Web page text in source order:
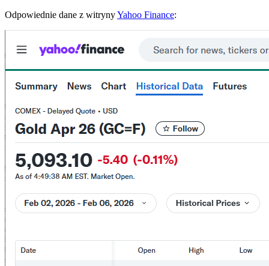
Odpowiednie dane z witrynyYahoo Finance: